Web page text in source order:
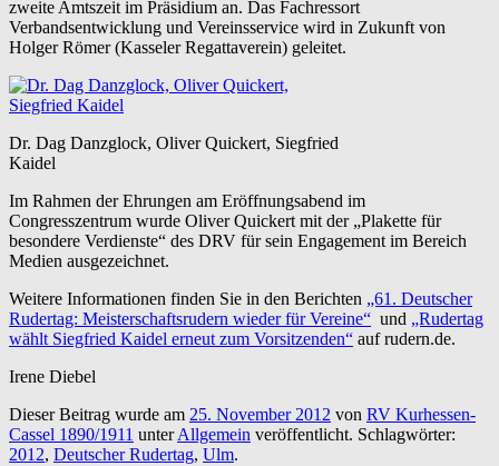
zweite Amtszeit im Präsidium an. Das Fachressort
Verbandsentwicklung und Vereinsservice wird in Zukunft von
Holger Römer (Kasseler Regattaverein) geleitet.
Dr. Dag Danzglock, Oliver Quickert, Siegfried
Kaidel
Im Rahmen der Ehrungen am Eröffnungsabend im
Congresszentrum wurde Oliver Quickert mit der „Plakette für
besondere Verdienste“ des DRV für sein Engagement im Bereich
Medien ausgezeichnet.
Weitere Informationen finden Sie in den Berichten „61. Deutscher
Rudertag: Meisterschaftsrudern wieder für Vereine“ und „Rudertag
wählt Siegfried Kaidel erneut zum Vorsitzenden“ auf rudern.de.
Irene Diebel
Dieser Beitrag wurde am 25. November 2012 von RV Kurhessen-
Cassel 1890/1911 unterAllgemein veröffentlicht. Schlagwörter:
2012, Deutscher Rudertag, Ulm.